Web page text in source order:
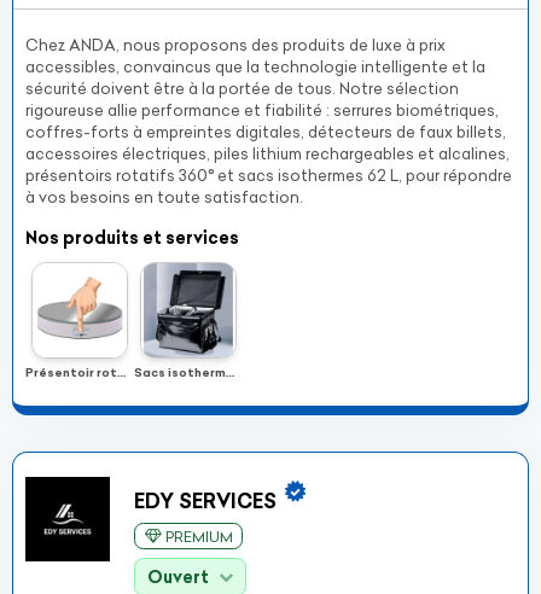
Chez ANDA, nous proposons des produits de luxe à prix
accessibles, convaincus que la technologie intelligente et la
sécurité doivent être à la portée de tous. Notre sélection
rigoureuse allie performance et fiabilité : serrures biométriques,
coffres-forts à empreintes digitales, détecteurs de faux billets,
accessoires électriques, piles lithium rechargeables et alcalines,
présentoirs rotatifs 360° et sacs isothermes 62 L, pour répondre
à vos besoins en toute satisfaction.
Nos produits et services
Présentoir rotatif 360° (138 mm) Sacs isothermes 62 L
EDY SERVICES
PREMIUM
Ouvert